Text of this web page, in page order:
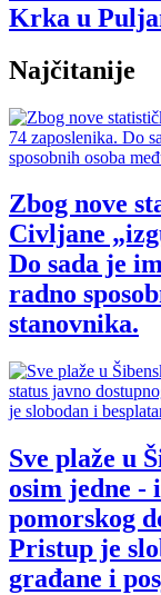
Krka u
Najčitanije
Zbog nove
Civljane
Do sada je
radno
stanovnika.
Sve plaže u
osim jedne -
pomorskog
Pristup je
građane i